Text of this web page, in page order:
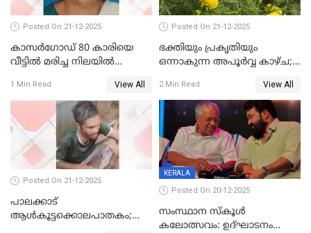
Posted On 21-12-2025
കാസർഗോഡ് 80 കാരിയെ
വീട്ടിൽ മരിച്ച നിലയിൽ
1 Min Read View All
Posted On 21-12-2025
ഭക്തിയും പ്രകൃതിയും
ഒന്നാകുന്ന അപൂര്‍വ്വ കാഴ്ച;
കാഴ്ചാനുഭവമൊരുക്കി
ശബരീ നന്ദനം
2 Min Read View All
Posted On 21-12-2025
പാലക്കാട്‌
ആൾകൂട്ടക്കൊലപാതകം;
KERALA
Posted On 20-12-2025
സംസ്ഥാന സ്കൂൾ
കലോത്സവം: ഉദ്ഘാടനം